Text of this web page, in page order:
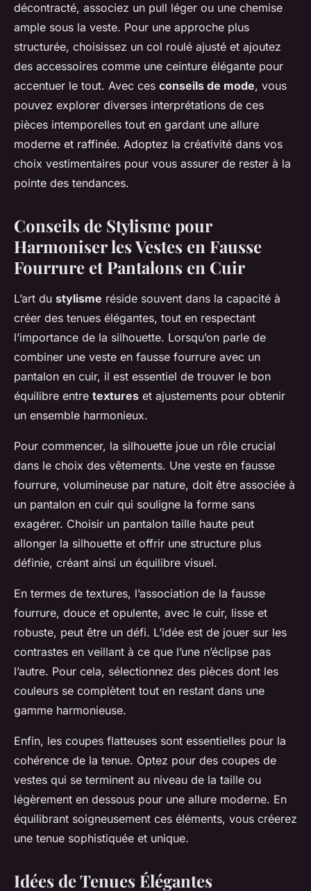
décontracté, associez un pull léger ou une chemise
ample sous la veste. Pour une approche plus
structurée, choisissez un col roulé ajusté et ajoutez
des accessoires comme une ceinture élégante pour
accentuer le tout. Avec ces conseils de mode, vous
pouvez explorer diverses interprétations de ces
pièces intemporelles tout en gardant une allure
moderne et raffinée. Adoptez la créativité dans vos
choix vestimentaires pour vous assurer de rester à la
pointe des tendances.
Conseils de Stylisme pour
Harmoniser les Vestes en Fausse
Fourrure et Pantalons en Cuir
L’art du stylisme réside souvent dans la capacité à
créer des tenues élégantes, tout en respectant
l’importance de la silhouette. Lorsqu’on parle de
combiner une veste en fausse fourrure avec un
pantalon en cuir, il est essentiel de trouver le bon
équilibre entre textures et ajustements pour obtenir
un ensemble harmonieux.
Pour commencer, la silhouette joue un rôle crucial
dans le choix des vêtements. Une veste en fausse
fourrure, volumineuse par nature, doit être associée à
un pantalon en cuir qui souligne la forme sans
exagérer. Choisir un pantalon taille haute peut
allonger la silhouette et offrir une structure plus
définie, créant ainsi un équilibre visuel.
En termes de textures, l’association de la fausse
fourrure, douce et opulente, avec le cuir, lisse et
robuste, peut être un défi. L’idée est de jouer sur les
contrastes en veillant à ce que l’une n’éclipse pas
l’autre. Pour cela, sélectionnez des pièces dont les
couleurs se complètent tout en restant dans une
gamme harmonieuse.
Enfin, les coupes flatteuses sont essentielles pour la
cohérence de la tenue. Optez pour des coupes de
vestes qui se terminent au niveau de la taille ou
légèrement en dessous pour une allure moderne. En
équilibrant soigneusement ces éléments, vous créerez
une tenue sophistiquée et unique.
Idées de Tenues Élégantes